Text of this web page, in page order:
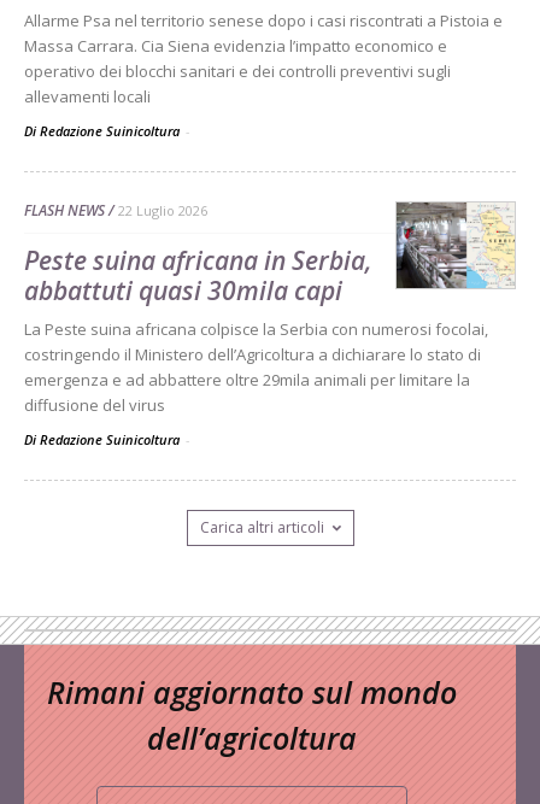
Allarme Psa nel territorio senese dopo i casi riscontrati a Pistoia e
Massa Carrara. Cia Siena evidenzia l’impatto economico e
operativo dei blocchi sanitari e dei controlli preventivi sugli
allevamenti locali
Di Redazione Suinicoltura -
FLASH NEWS 22 Luglio 2026
Peste suina africana in Serbia,
abbattuti quasi 30mila capi
La Peste suina africana colpisce la Serbia con numerosi focolai,
costringendo il Ministero dell’Agricoltura a dichiarare lo stato di
emergenza e ad abbattere oltre 29mila animali per limitare la
diffusione del virus
Di Redazione Suinicoltura -
Carica altri articoli
Rimani aggiornato sul mondo
dell’agricoltura